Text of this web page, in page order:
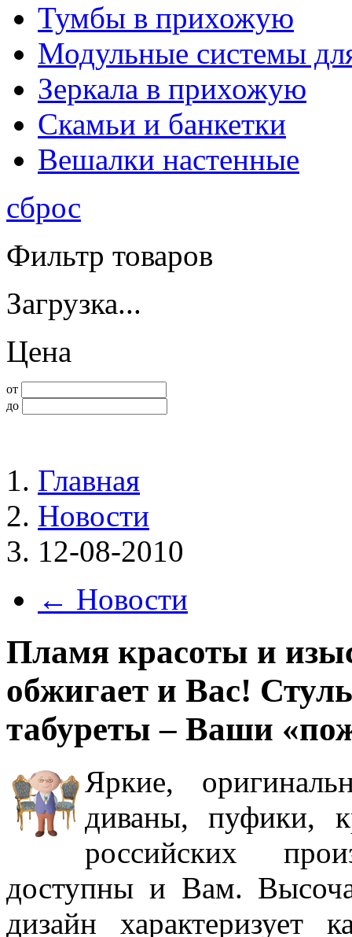
Тумбы в прихожую
Модульные системы
Зеркала в прихожую
Скамьи и банкетки
Вешалки настенные
сброс
Фильтр товаров
Загрузка...
Цена
от
до
Главная
Новости
12-08-2010
← Новости
Пламя красоты и
обжигает и Вас!
табуреты – Ваши
Яркие,
диваны, пуфики,
российских
доступны и Вам.
дизайн